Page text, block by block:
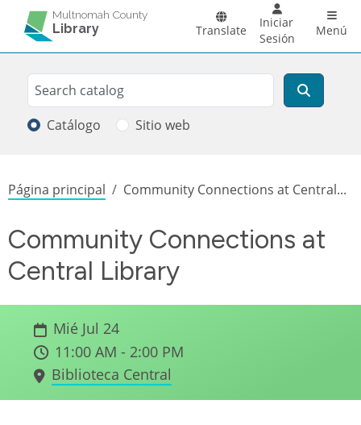
Pasar al contenido principal
Multnomah County
Library Translate
Iniciar
Sesión
Menú
Search
Buscar
Catálogo Sitio web
Sobrescribir enlaces de ayuda a la
Página principal Community Connections at Central...
Community Connections at
Central Library
Mié Jul 24
11:00 AM - 2:00 PM
Biblioteca Central